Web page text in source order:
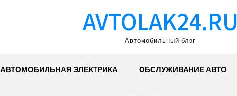
AVTOLAK24.RU
Автомобильный блог
АВТОМОБИЛЬНАЯ ЭЛЕКТРИКА ОБСЛУЖИВАНИЕ АВТО